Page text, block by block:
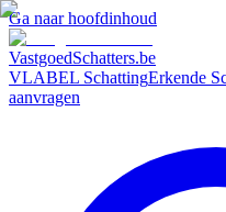
Ga naar hoofdinhoud
VastgoedSchatters.be
VLABEL SchattingErkende
aanvragen